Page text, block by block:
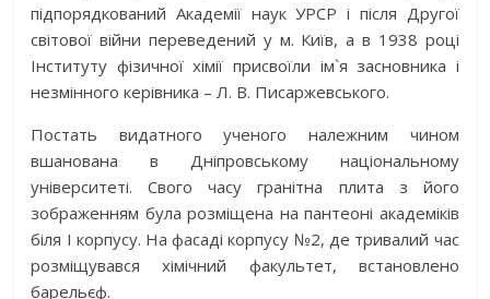
підпорядкований Академії наук УРСР і після Другої
світової війни переведений у м. Київ, а в 1938 році
Інституту фізичної хімії присвоїли ім`я засновника і
незмінного керівника – Л. В. Писаржевського.
Постать видатного ученого належним чином
вшанована в Дніпровському національному
університеті. Свого часу гранітна плита з його
зображенням була розміщена на пантеоні академіків
біля І корпусу. На фасаді корпусу №2, де тривалий час
розміщувався хімічний факультет, встановлено
барельєф.